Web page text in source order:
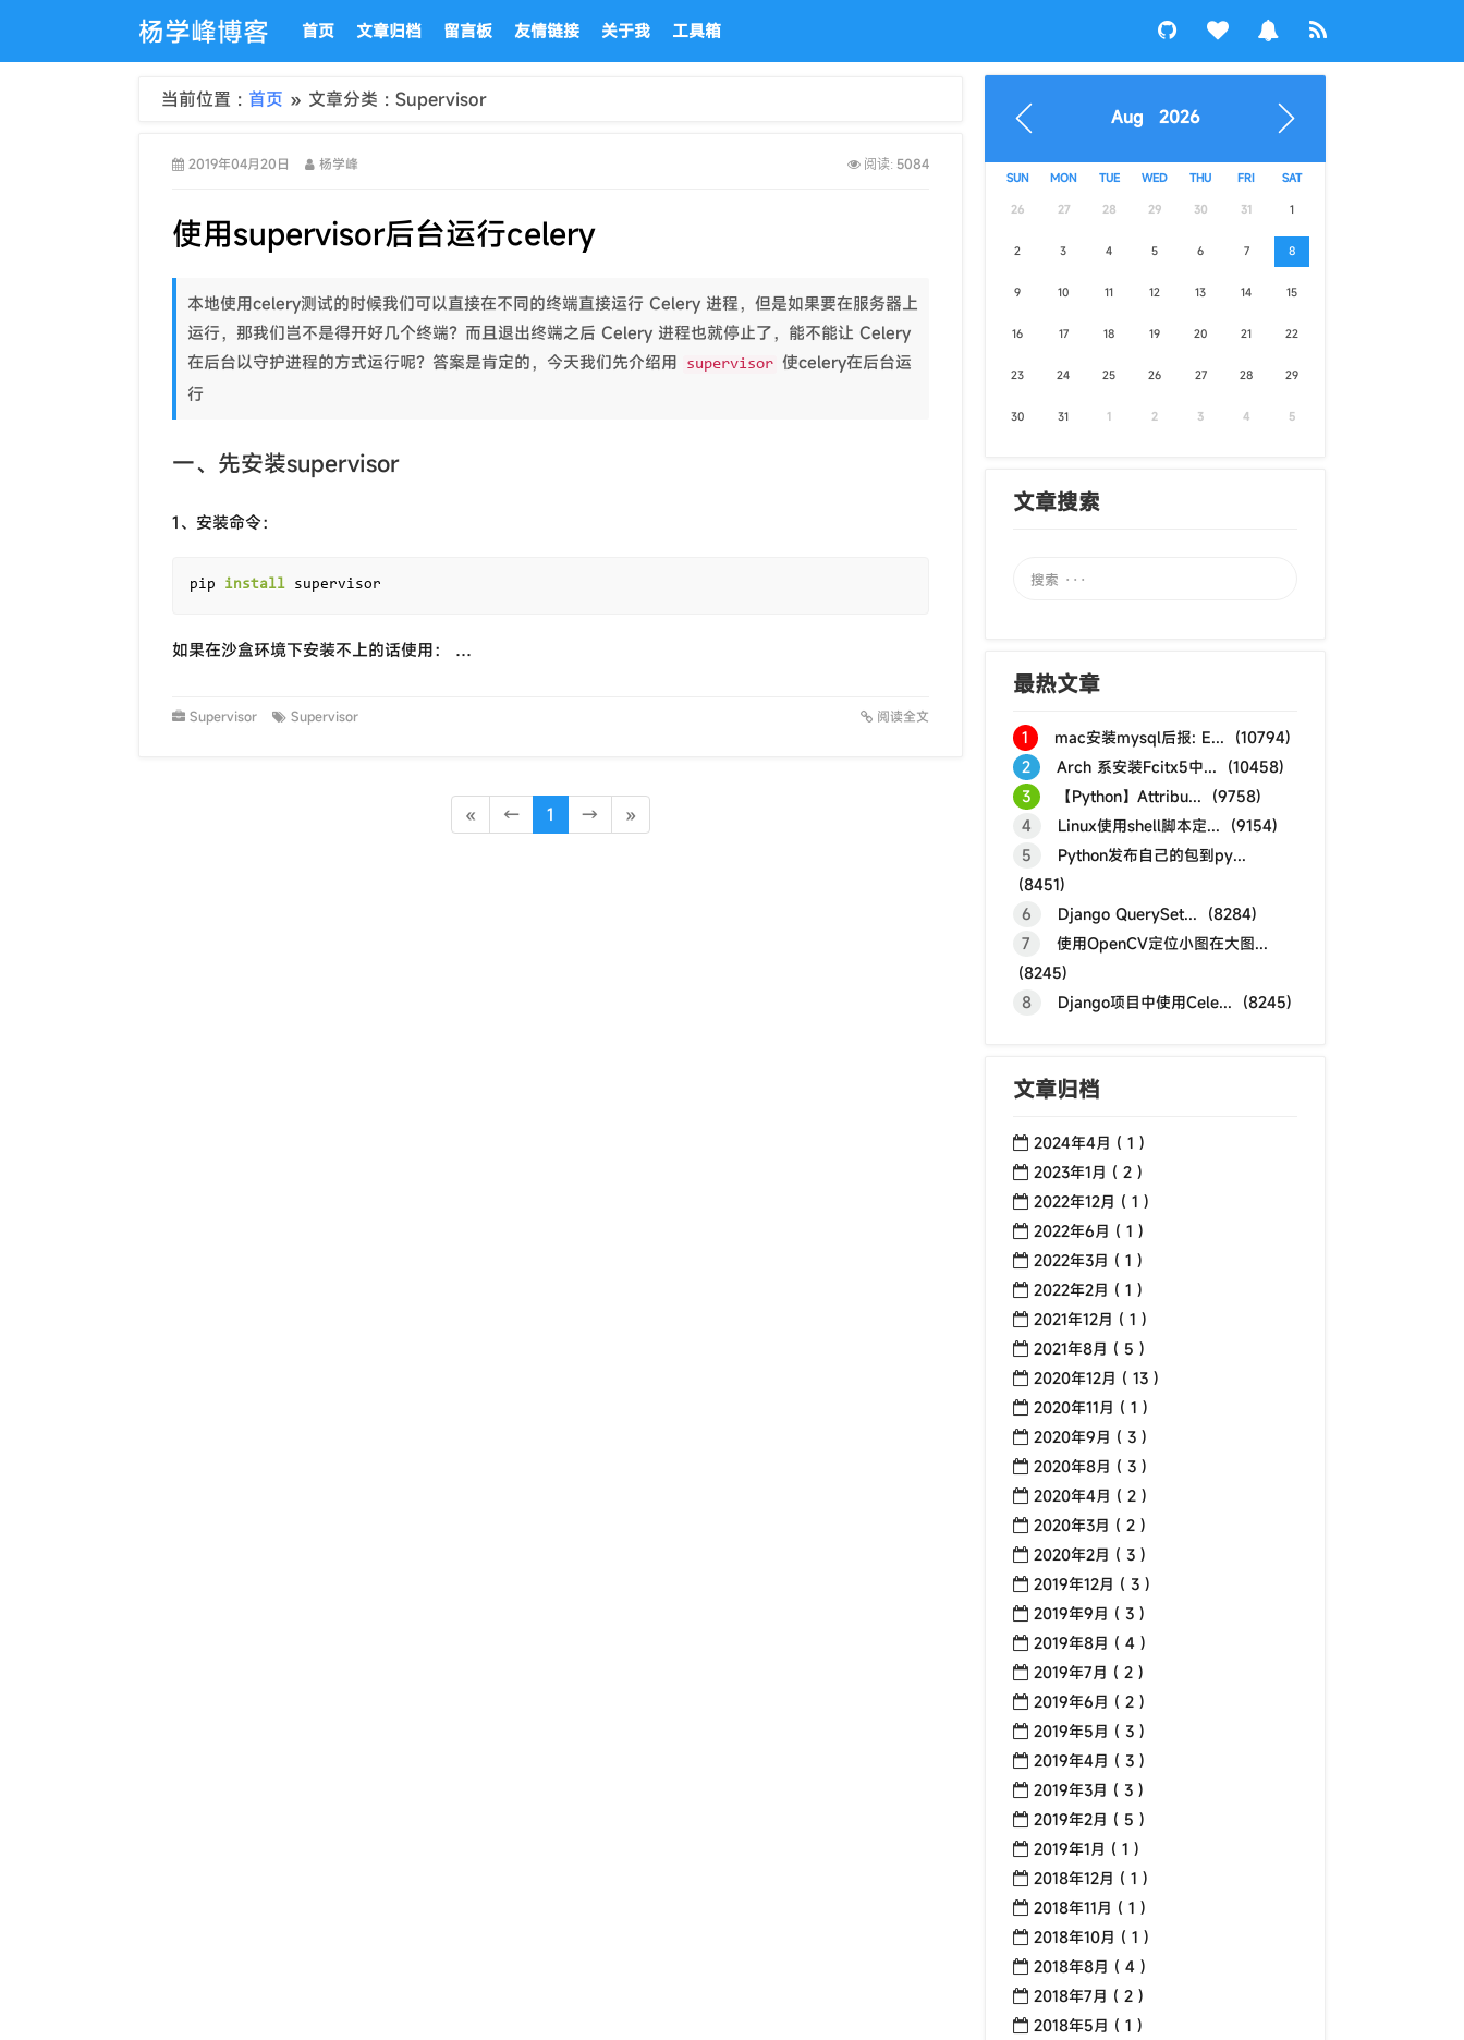
杨学峰博客 首页 文章归档 留言板 友情链接 关于我 工具箱
当前位置 : 首页 » 文章分类 : Supervisor
2019年04月20日 杨学峰 阅读: 5084
使用supervisor后台运行celery
本地使用celery测试的时候我们可以直接在不同的终端直接运行 Celery 进程，但是如果要在服务器上
运行，那我们岂不是得开好几个终端？而且退出终端之后 Celery 进程也就停止了，能不能让 Celery
在后台以守护进程的方式运行呢？答案是肯定的，今天我们先介绍用
supervisor 使celery在后台运
行
一、先安装supervisor
1、安装命令：
pip install
如果在沙盒环境下安装不上的话使用： …
Supervisor Supervisor 阅读全文
« ← 1 → »
Aug 2026
SUN MON TUE WED THU FRI SAT
26 27 28 29 30 31 1
2 3 4 5 6 7 8
9 10 11 12 13 14 15
16 17 18 19 20 21 22
23 24 25 26 27 28 29
30 31 1 2 3 4 5
文章搜索
最热文章
1
mac安装mysql后报: E... (10794)
2
Arch 系安装Fcitx5中... (10458)
3
【Python】Attribu... (9758)
4
Linux使用shell脚本定... (9154)
5
Python发布自己的包到py...
(8451)
6
Django QuerySet... (8284)
7
使用OpenCV定位小图在大图...
(8245)
8
Django项目中使用Cele... (8245)
文章归档
2024年4月 ( 1 )
2023年1月 ( 2 )
2022年12月 ( 1 )
2022年6月 ( 1 )
2022年3月 ( 1 )
2022年2月 ( 1 )
2021年12月 ( 1 )
2021年8月 ( 5 )
2020年12月 ( 13 )
2020年11月 ( 1 )
2020年9月 ( 3 )
2020年8月 ( 3 )
2020年4月 ( 2 )
2020年3月 ( 2 )
2020年2月 ( 3 )
2019年12月 ( 3 )
2019年9月 ( 3 )
2019年8月 ( 4 )
2019年7月 ( 2 )
2019年6月 ( 2 )
2019年5月 ( 3 )
2019年4月 ( 3 )
2019年3月 ( 3 )
2019年2月 ( 5 )
2019年1月 ( 1 )
2018年12月 ( 1 )
2018年11月 ( 1 )
2018年10月 ( 1 )
2018年8月 ( 4 )
2018年7月 ( 2 )
2018年5月 ( 1 )